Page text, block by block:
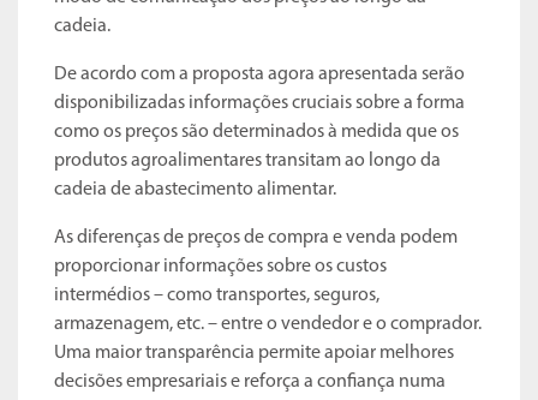
cadeia.
De acordo com a proposta agora apresentada serão
disponibilizadas informações cruciais sobre a forma
como os preços são determinados à medida que os
produtos agroalimentares transitam ao longo da
cadeia de abastecimento alimentar.
As diferenças de preços de compra e venda podem
proporcionar informações sobre os custos
intermédios – como transportes, seguros,
armazenagem, etc. – entre o vendedor e o comprador.
Uma maior transparência permite apoiar melhores
decisões empresariais e reforça a confiança numa